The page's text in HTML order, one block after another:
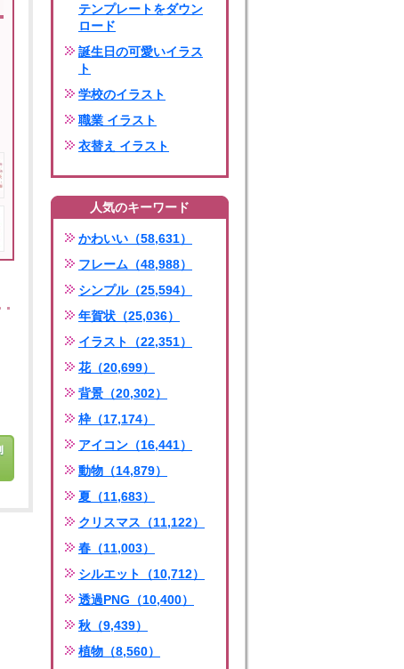
テンプレートをダウン
ロード
誕生日の可愛いイラス
ト
学校のイラスト
職業 イラスト
衣替え イラスト
人気のキーワード
かわいい（58,631）
フレーム（48,988）
シンプル（25,594）
年賀状（25,036）
イラスト（22,351）
花（20,699）
背景（20,302）
枠（17,174）
アイコン（16,441）
動物（14,879）
夏（11,683）
クリスマス（11,122）
春（11,003）
シルエット（10,712）
透過PNG（10,400）
秋（9,439）
植物（8,560）